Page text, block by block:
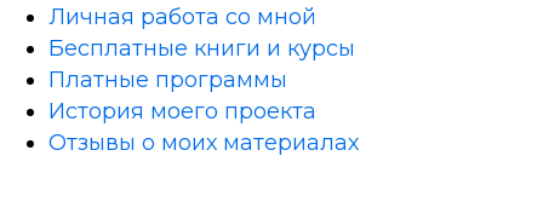
Личная работа со мной
Бесплатные книги и курсы
Платные программы
История моего проекта
Отзывы о моих материалах